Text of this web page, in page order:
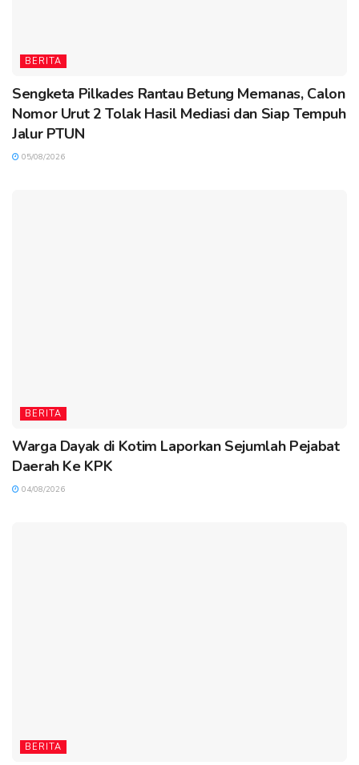
BERITA
Sengketa Pilkades Rantau Betung Memanas, Calon
Nomor Urut 2 Tolak Hasil Mediasi dan Siap Tempuh
Jalur PTUN
05/08/2026
BERITA
Warga Dayak di Kotim Laporkan Sejumlah Pejabat
Daerah Ke KPK
04/08/2026
BERITA